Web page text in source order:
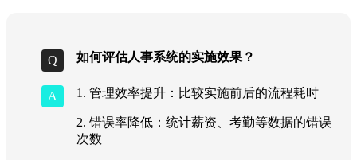
如何评估人事系统的实施效果？
1. 管理效率提升：比较实施前后的流程耗时
2. 错误率降低：统计薪资、考勤等数据的错误
次数